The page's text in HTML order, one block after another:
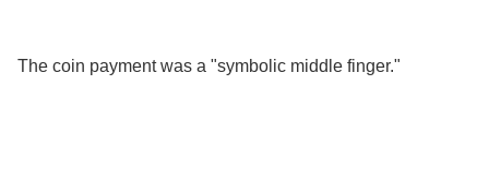
The coin payment was a "symbolic middle finger."